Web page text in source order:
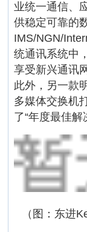
业统一通信、
供稳定可靠的
IMS/NGN/
统通讯系统中
享受新兴通讯
此外，另一款
多媒体交换机
了“年度最佳解
（图：东进